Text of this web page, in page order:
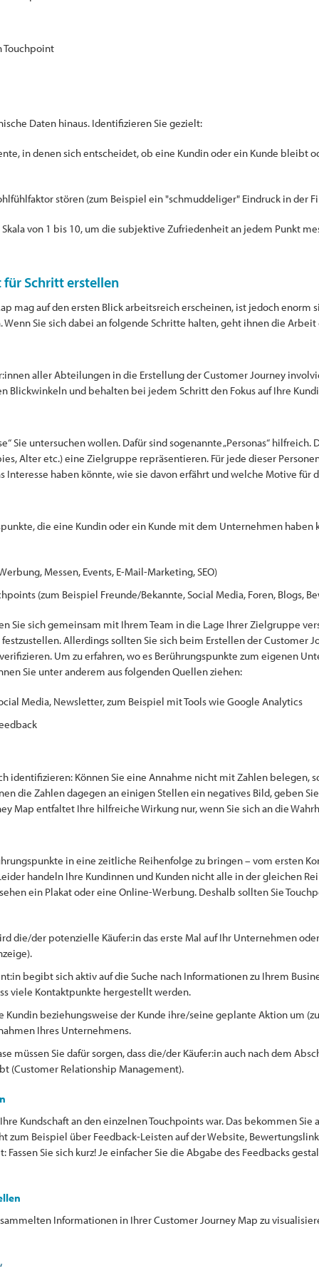
Touchpoint
Daten hinaus. Identifizieren Sie gezielt:
in denen sich entscheidet, ob eine Kundin oder ein Kunde bleibt
stören (zum Beispiel ein "schmuddeliger" Eindruck in der
von 1 bis 10, um die subjektive Zufriedenheit an jedem Punkt
Schritt erstellen
mag auf den ersten Blick arbeitsreich erscheinen, ist jedoch enorm
Sie sich dabei an folgende Schritte halten, geht ihnen die
aller Abteilungen in die Erstellung der Customer Journey
Blickwinkeln und behalten bei jedem Schritt den Fokus auf Ihre
Sie untersuchen wollen. Dafür sind sogenannte „Personas“
Alter etc.) eine Zielgruppe repräsentieren. Für jede dieser
haben könnte, wie sie davon erfährt und welche Motive für
die eine Kundin oder ein Kunde mit dem Unternehmen haben
Messen, Events, E-Mail-Marketing, SEO)
(zum Beispiel Freunde/Bekannte, Social Media, Foren, Blogs,
Sie sich gemeinsam mit Ihrem Team in die Lage Ihrer Zielgruppe
Allerdings sollten Sie sich beim Erstellen der Customer
Um zu erfahren, wo es Berührungspunkte zum eigenen
Sie unter anderem aus folgenden Quellen ziehen:
Media, Newsletter, zum Beispiel mit Tools wie Google Analytics
identifizieren: Können Sie eine Annahme nicht mit Zahlen belegen,
die Zahlen dagegen an einigen Stellen ein negatives Bild, geben
Map entfaltet Ihre hilfreiche Wirkung nur, wenn Sie sich an die
in eine zeitliche Reihenfolge zu bringen – vom ersten
handeln Ihre Kundinnen und Kunden nicht alle in der gleichen
ein Plakat oder eine Online-Werbung. Deshalb sollten Sie
die/der potenzielle Käufer:in das erste Mal auf Ihr Unternehmen
begibt sich aktiv auf die Suche nach Informationen zu Ihrem
viele Kontaktpunkte hergestellt werden.
Kundin beziehungsweise der Kunde ihre/seine geplante Aktion um
Ihres Unternehmens.
müssen Sie dafür sorgen, dass die/der Käufer:in auch nach dem
(Customer Relationship Management).
Kundschaft an den einzelnen Touchpoints war. Das bekommen Sie
zum Beispiel über Feedback-Leisten auf der Website,
Sie sich kurz! Je einfacher Sie die Abgabe des Feedbacks
Informationen in Ihrer Customer Journey Map zu